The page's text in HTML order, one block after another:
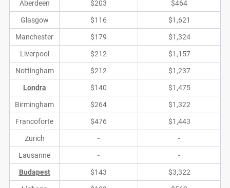
Aberdeen $203 $464
Glasgow $116 $1,621
Manchester $179 $1,324
Liverpool $212 $1,157
Nottingham $212 $1,237
Londra $140 $1,475
Birmingham $264 $1,322
Francoforte $476 $1,443
Zurich - -
Lausanne - -
Budapest $143 $3,322